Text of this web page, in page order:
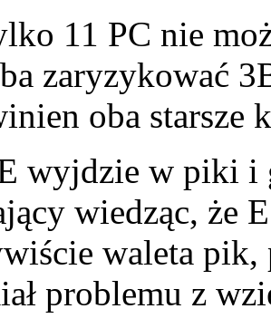
11 PC nie
zaryzykować
oba starsze
wyjdzie w piki i
wiedząc, że
waleta
problemu z